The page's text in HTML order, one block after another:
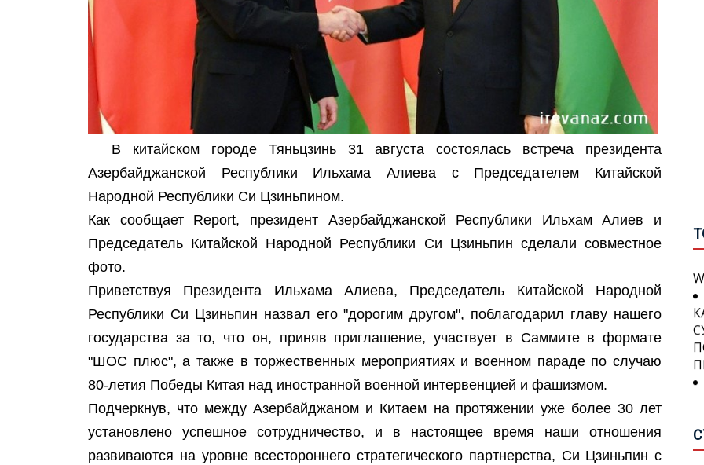
В китайском городе Тяньцзинь 31 августа состоялась встреча президента
Азербайджанской Республики Ильхама Алиева с Председателем Китайской
Народной Республики Си Цзиньпином.
Как сообщает Report, президент Азербайджанской Республики Ильхам Алиев и
Председатель Китайской Народной Республики Си Цзиньпин сделали совместное
фото.
Приветствуя Президента Ильхама Алиева, Председатель Китайской Народной
Республики Си Цзиньпин назвал его "дорогим другом", поблагодарил главу нашего
государства за то, что он, приняв приглашение, участвует в Саммите в формате
"ШОС плюс", а также в торжественных мероприятиях и военном параде по случаю
80-летия Победы Китая над иностранной военной интервенцией и фашизмом.
Подчеркнув, что между Азербайджаном и Китаем на протяжении уже более 30 лет
установлено успешное сотрудничество, и в настоящее время наши отношения
развиваются на уровне всестороннего стратегического партнерства, Си Цзиньпин с